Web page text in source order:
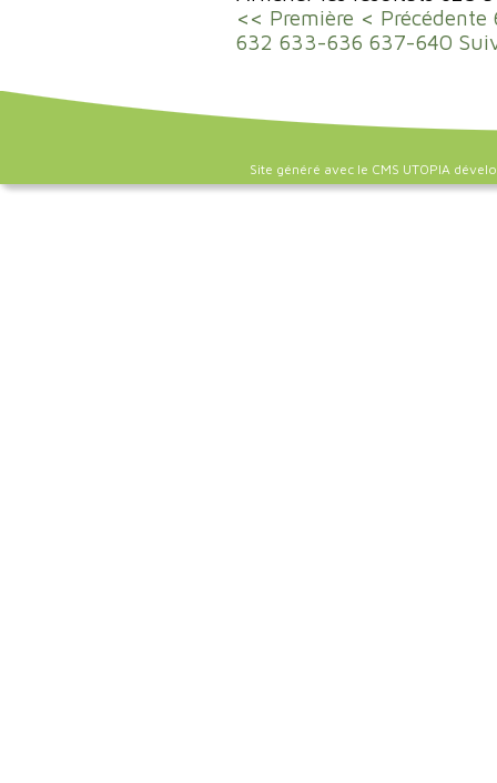
<< Première < Précédente
632 633-636 637-640
Site généré avec le CMS UTOPIA